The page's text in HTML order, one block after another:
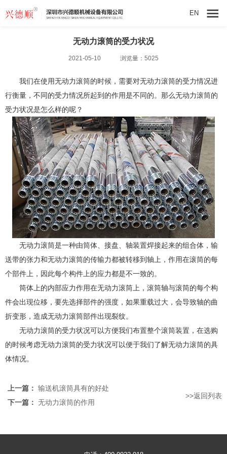
EN
无动力滚筒的受力状况
2021-05-10 浏览量：5025
我们在使用无动力滚筒的时候，需要对无动力滚筒的受力情况进
行衡量，不同的受力情况所起到的作用是不同的。那么无动力滚筒的
受力状况是怎么样的呢？
无动力滚筒是一种由筒体、接盘、轴装置焊接起来的组合体，输
送带的张力和无动力滚筒的传输力都被转移到轴上，作用在滚筒的每
个部件上，因此每个构件上的应力都是不一致的。
筒体上的内部应力作用在无动力滚筒上，滚筒轴与滚筒的每个构
件会出现位移，要先选择部件的强度，如果重载过大，会导致轴的曲
折变形，造成无动力滚筒部件出现裂纹。
无动力滚筒的受力状况可以方便我们布置整个滚筒装置，在选购
的时候考虑无动力滚筒的受力状况可以便于我们了解无动力滚筒的具
体情况。
上一篇： 输送机滚筒具有的好处
下一篇： 无动力滚筒的作用
>>返回列表